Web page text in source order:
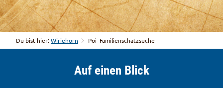
Du bist hier:Wiriehorn Poi Familienschatzsuche
Auf einen Blick